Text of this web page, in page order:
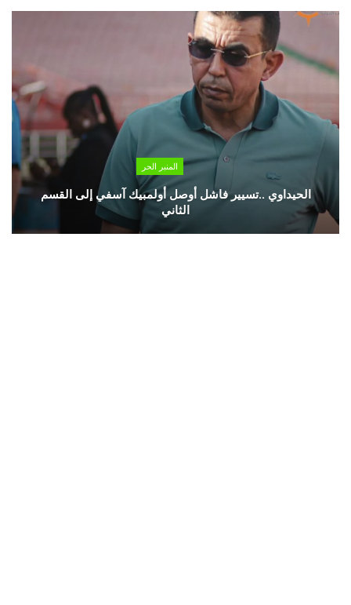
المنبر الحر
الحيداوي ..تسيير فاشل أوصل أولمبيك آسفي إلى القسم
الثاني